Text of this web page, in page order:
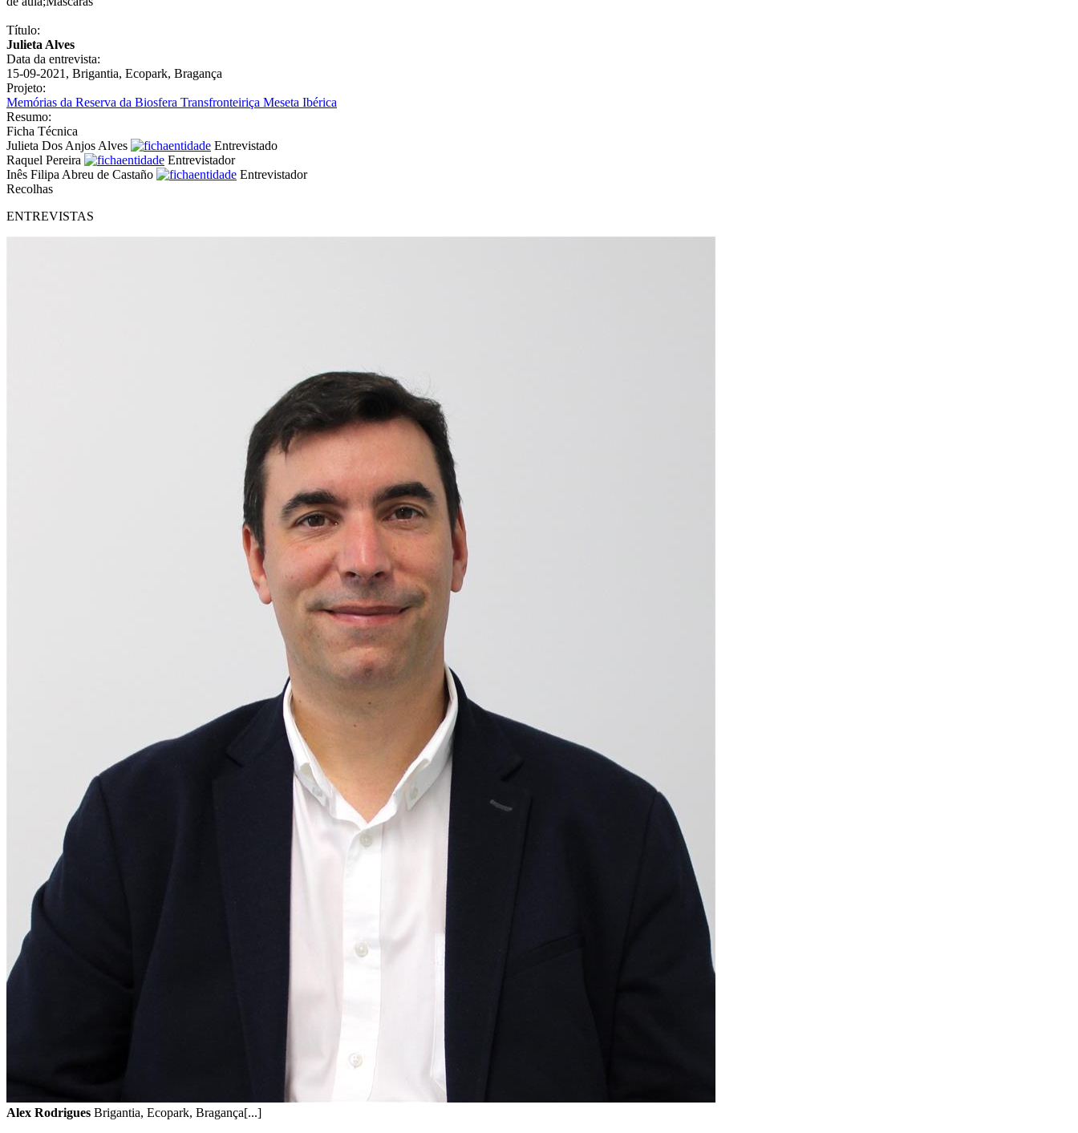
Título:
Julieta Alves
Data da entrevista:
15-09-2021, Brigantia, Ecopark, Bragança
Projeto:
Memórias da Reserva da Biosfera Transfronteiriça Meseta Ibérica
Resumo:
Ficha Técnica
Julieta Dos Anjos Alves
Entrevistado
Raquel Pereira
Entrevistador
Inês Filipa Abreu de Castaño
Entrevistador
Recolhas
ENTREVISTAS
Alex Rodrigues Brigantia, Ecopark, Bragança[...]